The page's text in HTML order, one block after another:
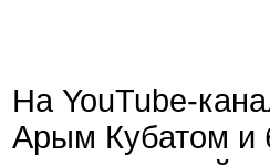
На YouTube-
Арым Кубатом и